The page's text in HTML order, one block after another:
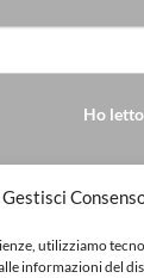
Gestisci
utilizziamo
informazioni del
Ho
via e-mail